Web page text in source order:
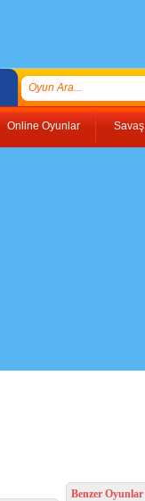
Online Oyunlar Savaş
Benzer Oyunlar